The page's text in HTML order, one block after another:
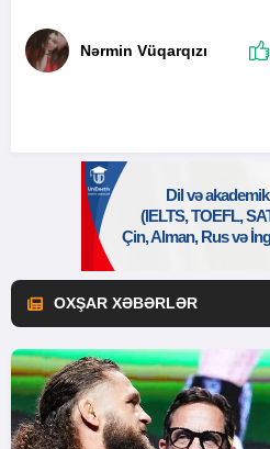
Nərmin Vüqarqızı
OXŞAR XƏBƏRLƏR